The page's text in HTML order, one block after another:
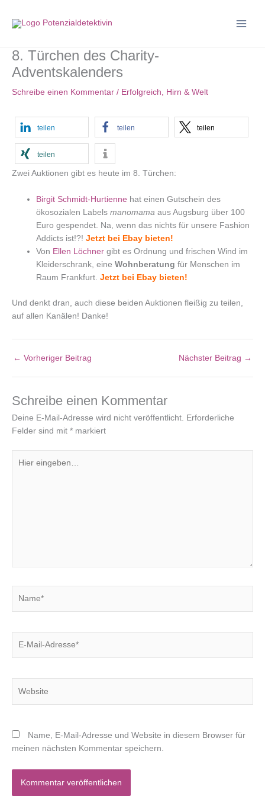
Inhalt
8. Türchen des Charity-
Adventskalenders
Schreibe einen Kommentar / Erfolgreich, Hirn & Welt
teilen teilen teilen
teilen
Zwei Auktionen gibt es heute im 8. Türchen:
Birgit Schmidt-Hurtienne hat einen Gutschein des
ökosozialen Labelsmanomama aus Augsburg über 100
Euro gespendet. Na, wenn das nichts für unsere Fashion
Addicts ist!?!Jetzt bei Ebay bieten!
Von Ellen Löchner gibt es Ordnung und frischen Wind im
Kleiderschrank, eineWohnberatung für Menschen im
Raum Frankfurt.Jetzt bei Ebay bieten!
Und denkt dran, auch diese beiden Auktionen fleißig zu teilen,
auf allen Kanälen! Danke!
← Vorheriger Beitrag Nächster Beitrag →
Schreibe einen Kommentar
Deine E-Mail-Adresse wird nicht veröffentlicht. Erforderliche
Felder sind mit * markiert
eingeben…
Name, E-Mail-Adresse und Website in diesem Browser für
meinen nächsten Kommentar speichern.